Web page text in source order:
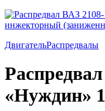
ДвигательРаспредвалы
«Нуждин»